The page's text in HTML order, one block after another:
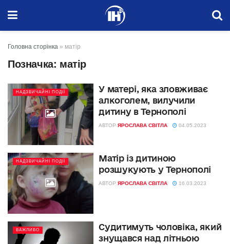
Головна сторінка » матір
Позначка: матір
НАДЗВИЧАЙНІ ПОДІЇ
У матері, яка зловживає
алкоголем, вилучили
дитину в Тернополі
АВТОР ЯРОСЛАВА СВІТЛА 04.05.2023
НАДЗВИЧАЙНІ ПОДІЇ
Матір із дитиною
розшукують у Тернополі
АВТОР ЯРОСЛАВА СВІТЛА 16.03.2023
ВАЖЛИВО
Судитимуть чоловіка, який
знущався над літньою